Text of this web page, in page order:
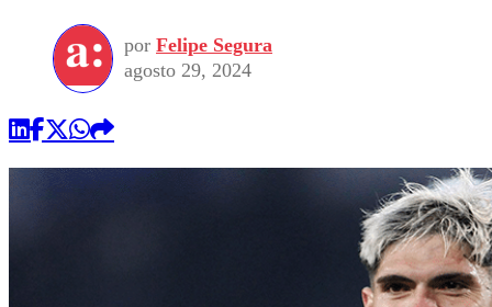
por Felipe Segura
agosto 29, 2024